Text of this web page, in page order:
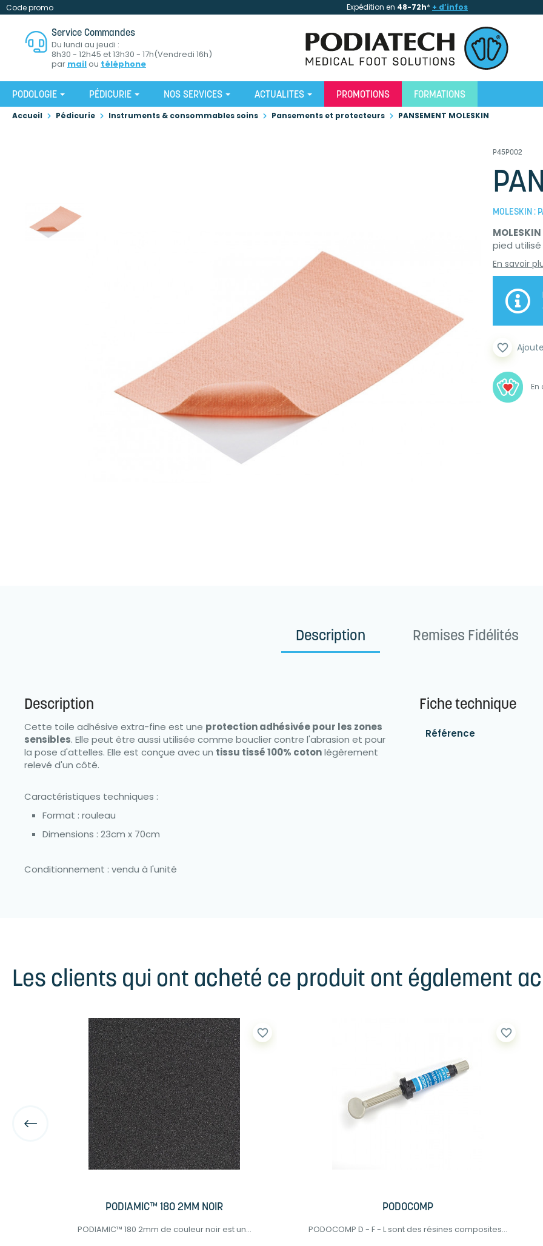
Code promo Expédition en 48-72h* + d’infos
Service Commandes
Du lundi au jeudi :
8h30 - 12h45 et 13h30 - 17h(Vendredi 16h)
par mailou téléphone
PODOLOGIE PÉDICURIE NOS SERVICES ACTUALITES PROMOTIONS FORMATIONS
Accueil Pédicurie Instruments & consommables soins Pansements et protecteurs PANSEMENT MOLESKIN
P45P002
MOLESKIN :
MOLESKIN
pied
En savoir
favorite_border
Description Remises Fidélités
Description
Cette toile adhésive extra-fine est une protection adhésivée pour les zones
sensibles. Elle peut être aussi utilisée comme bouclier contre l'abrasion et pour
la pose d'attelles. Elle est conçue avec un tissu tissé 100% cotonlégèrement
relevé d'un côté.
Caractéristiques techniques :
Format : rouleau
Dimensions : 23cm x 70cm
Conditionnement : vendu à l'unité
Fiche technique
Référence
Les clients qui ont acheté ce produit ont également
PODIAMIC™ 180 2MM NOIR
PODIAMIC™ 180 2mm de couleur noir est un...
favorite_border
PODOCOMP
PODOCOMP D - F - L sont des résines composites...
favorite_border